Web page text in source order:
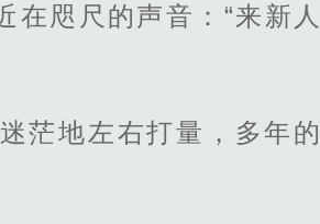
在咫尺的声音：“来新人
茫地左右打量，多年的